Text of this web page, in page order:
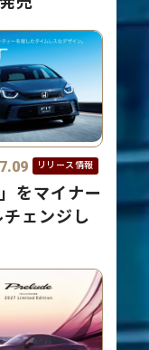
リリース情報
をマイナー
ェンジし